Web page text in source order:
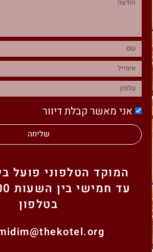
אני מאשר קבלת דיוור
שליחה
המוקד הטלפוני פועל
עד
בטלפון